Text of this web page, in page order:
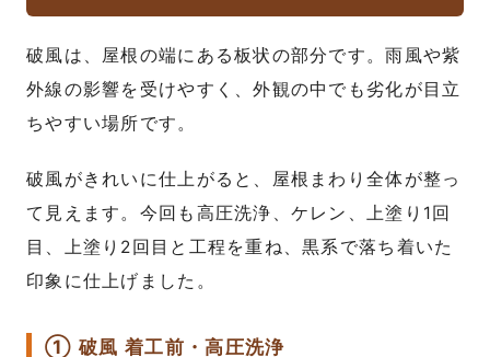
破風は、屋根の端にある板状の部分です。雨風や紫
外線の影響を受けやすく、外観の中でも劣化が目立
ちやすい場所です。
破風がきれいに仕上がると、屋根まわり全体が整っ
て見えます。今回も高圧洗浄、ケレン、上塗り1回
目、上塗り2回目と工程を重ね、黒系で落ち着いた
印象に仕上げました。
① 破風 着工前・高圧洗浄